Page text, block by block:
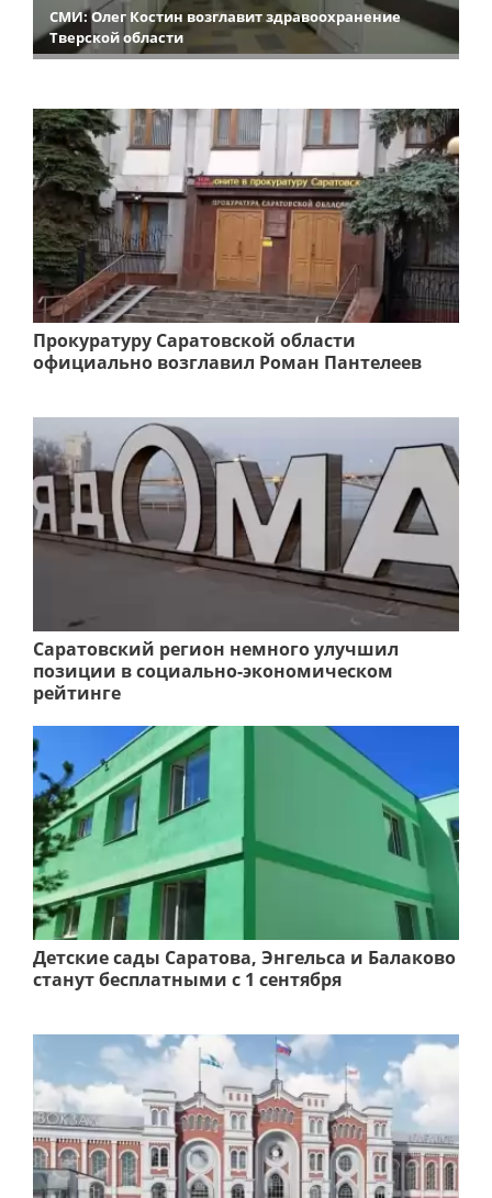
СМИ: Олег Костин возглавит здравоохранение
Тверской области
Прокуратуру Саратовской области
официально возглавил Роман Пантелеев
Саратовский регион немного улучшил
позиции в социально-экономическом
рейтинге
Детские сады Саратова, Энгельса и Балаково
станут бесплатными с 1 сентября